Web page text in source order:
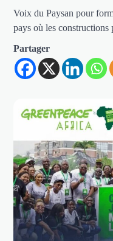
Voix du Paysan pour
pays où les
Partager